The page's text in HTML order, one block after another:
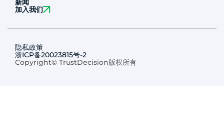
新闻
加入我们
隐私政策
浙ICP备20023815号-2
Copyright© TrustDecision版权所有